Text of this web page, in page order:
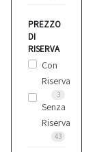
PREZZO
DI
RISERVA
Con
Riserva
3
Senza
Riserva
43